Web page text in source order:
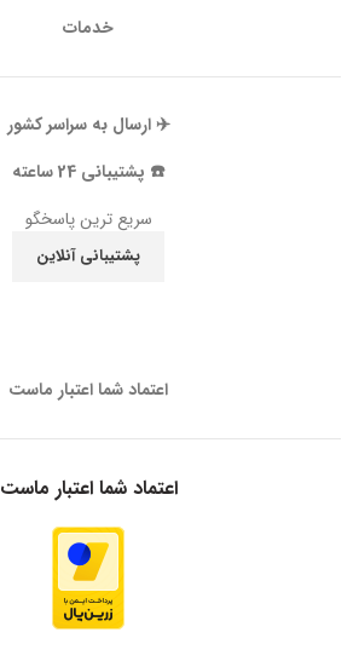
خدمات
✈️ ارسال به سراسر کشور
☎️ پشتیبانی 24 ساعته
سریع ترین پاسخگو
پشتیبانی آنلاین
اعتماد شما اعتبار ماست
اعتماد شما اعتبار ماست